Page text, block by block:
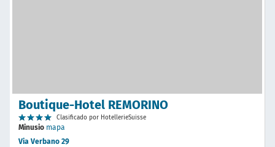
Boutique-Hotel REMORINO
Clasificado por HotellerieSuisse
Minusio mapa
Via Verbano 29